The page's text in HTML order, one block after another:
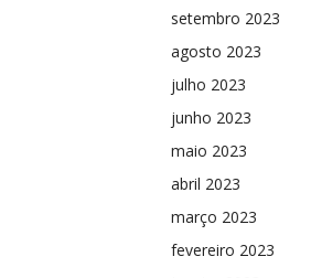
setembro 2023
agosto 2023
julho 2023
junho 2023
maio 2023
abril 2023
março 2023
fevereiro 2023